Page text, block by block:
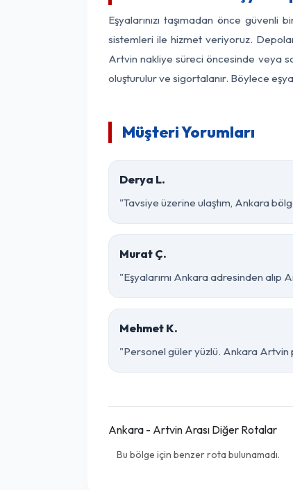
Eşyalarınızı taşımadan önce
sistemleri ile hizmet veriyoruz.
Artvin nakliye süreci öncesinde veya
oluşturulur ve sigortalanır. Böylece
Müşteri Yorumları
Derya L.
"Tavsiye üzerine ulaştım, Ankara
Murat Ç.
"Eşyalarımı Ankara adresinden alıp
Mehmet K.
"Personel güler yüzlü. Ankara Artvin
Ankara - Artvin Arası Diğer Rotalar
Bu bölge için benzer rota bulunamadı.